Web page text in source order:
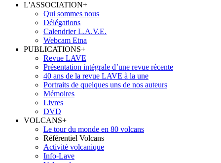
L'ASSOCIATION+
Qui sommes nous
Délégations
Calendrier L.A.V.E.
Webcam Etna
PUBLICATIONS+
Revue LAVE
Présentation intégrale d’une revue récente
40 ans de la revue LAVE à la une
Portraits de quelques uns de nos auteurs
Mémoires
Livres
DVD
VOLCANS+
Le tour du monde en 80 volcans
Référentiel Volcans
Activité volcanique
Info-Lave